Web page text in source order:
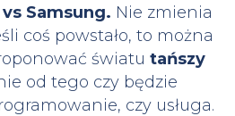
Samsung. Nie zmienia
coś powstało, to można
światu tańszy
od tego czy będzie
czy usługa.